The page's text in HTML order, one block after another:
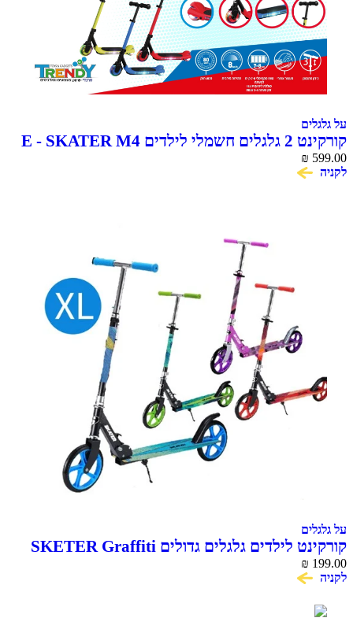
על גלגלים
קורקינט 2 גלגלים חשמלי לילדים E - SKATER M4
₪ 599.00
לקניה
על גלגלים
קורקינט לילדים גלגלים גדולים SKETER Graffiti
XL SCOOTER
₪ 199.00
לקניה